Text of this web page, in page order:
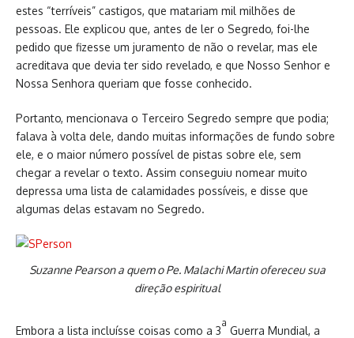
estes “terríveis” castigos, que matariam mil milhões de
pessoas. Ele explicou que, antes de ler o Segredo, foi-lhe
pedido que fizesse um juramento de não o revelar, mas ele
acreditava que devia ter sido revelado, e que Nosso Senhor e
Nossa Senhora queriam que fosse conhecido.
Portanto, mencionava o Terceiro Segredo sempre que podia;
falava à volta dele, dando muitas informações de fundo sobre
ele, e o maior número possível de pistas sobre ele, sem
chegar a revelar o texto. Assim conseguiu nomear muito
depressa uma lista de calamidades possíveis, e disse que
algumas delas estavam no Segredo.
Suzanne Pearson a quem o Pe. Malachi Martin ofereceu sua
direção espiritual
Embora a lista incluísse coisas como a 3
a
Guerra Mundial, a